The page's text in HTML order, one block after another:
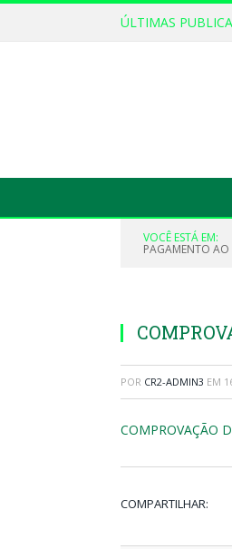
ÚLTIMAS
VOCÊ ESTÁ EM:
PAGAMENTO AO
POR CR2-ADMIN3 EM
COMPROVAÇÃO
COMPARTILHAR: